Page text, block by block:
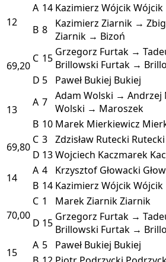
12
A 14 Kazimierz WójcikWójcik
B 8
Kazimierz Ziarnik →
Ziarnik → Bizoń
69,20
C 15 Grzegorz Furtak →
Brillowski Furtak →
D 5 Paweł Bukiej Bukiej
13
A 7 Adam Wolski → Andrzej
Wolski → Maroszek
B 10 Marek Mierkiewicz
69,80
C 3 Zdzisław Rutecki Rutecki
D 13Wojciech Kaczmarek
14
A 4 Krzysztof Głowacki
B 14 Kazimierz WójcikWójcik
70,00
C 1 Marek ZiarnikZiarnik
D 15 Grzegorz Furtak →
Brillowski Furtak →
15
A 5 Paweł Bukiej Bukiej